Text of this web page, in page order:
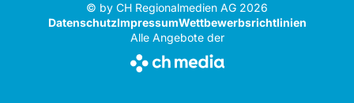
© by CH Regionalmedien AG 2026
DatenschutzImpressumWettbewerbsrichtlinien
Alle Angebote der